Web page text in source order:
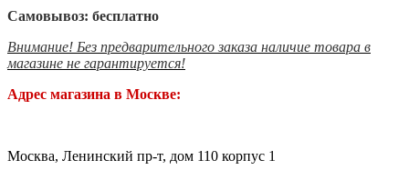
Самовывоз: бесплатно
Внимание! Без предварительного заказа наличие товара в
магазине не гарантируется!
Адрес магазина в Москве:
Москва, Ленинский пр-т, дом 110 корпус 1